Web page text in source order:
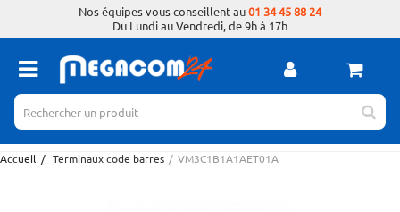
Nos équipes vous conseillent au01 34 45 88 24
Du Lundi au Vendredi, de 9h à 17h
Accueil / Terminaux code barres / VM3C1B1A1AET01A